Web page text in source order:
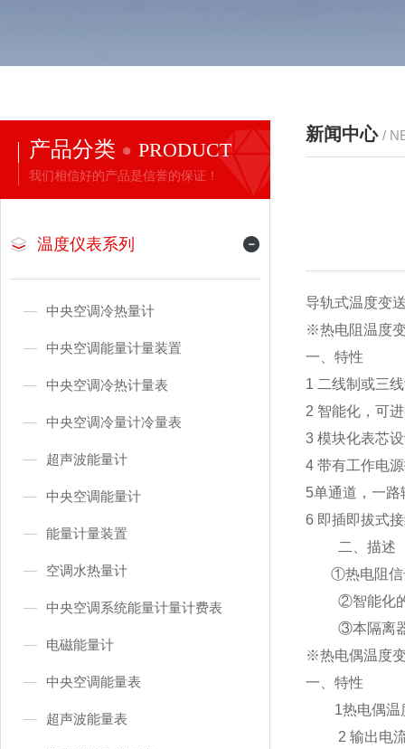
产品分类 PRODUCT
我们相信好的产品是信誉的保证！
温度仪表系列
中央空调冷热量计
中央空调能量计量装置
中央空调冷热计量表
中央空调冷量计冷量表
超声波能量计
中央空调能量计
能量计量装置
空调水热量计
中央空调系统能量计量计费表
电磁能量计
中央空调能量表
超声波能量表
新闻中心 /
导轨式温度变
※热电阻温
一、特性
1 二线制或三
2 智能化，可
3 模块化表芯
4 带有工作电
5单通道，一
6 即插即拔式
二、描
①热电阻信号
②智能化的热
③本隔离器需
※热电偶温
一、特性
1热电偶温
2 输出电流